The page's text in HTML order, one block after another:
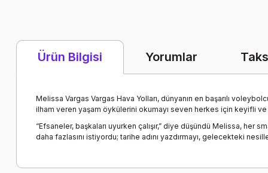
Ürün Bilgisi Yorumlar
Melissa Vargas Vargas Hava Yolları, dünyanın en başarılı
ilham veren yaşam öykülerini okumayı seven herkes için keyifli
“Efsaneler, başkaları uyurken çalışır,” diye düşündü Melissa, her
daha fazlasını istiyordu; tarihe adını yazdırmayı, gelecekteki